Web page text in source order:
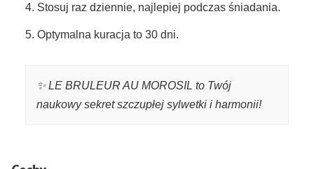
4. Stosuj raz dziennie, najlepiej podczas śniadania.
5. Optymalna kuracja to 30 dni.
✨ LE BRULEUR AU MOROSIL to Twój
naukowy sekret szczupłej sylwetki i harmonii!